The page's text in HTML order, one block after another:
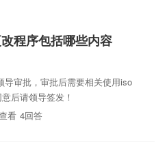
程序包括哪些内容
导审批，审批后需要相关使用iso
后请领导签发！
看 4回答